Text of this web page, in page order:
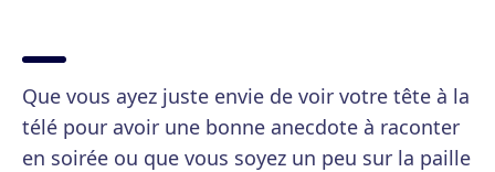
Que vous ayez juste envie de voir votre tête à la
télé pour avoir une bonne anecdote à raconter
en soirée ou que vous soyez un peu sur la paille